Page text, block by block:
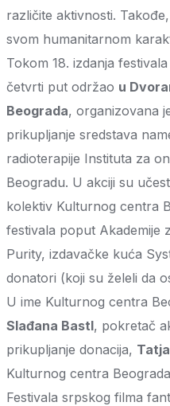
različite aktivnosti.
svom humanitarnom
Tokom 18. izdanja
četvrti put održao u
Beograda, organizovana
prikupljanje sredstava
radioterapije Instituta za
Beogradu. U akciji su
kolektiv Kulturnog centra
festivala poput Akademije
Purity, izdavačke kuća
donatori (koji su želeli da
U ime Kulturnog centra
Slađana Bastl, pokretač
prikupljanje donacija,
Kulturnog centra
Festivala srpskog filma